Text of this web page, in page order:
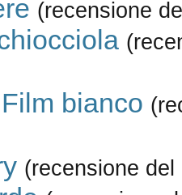
(recensione
bianco
(recensione